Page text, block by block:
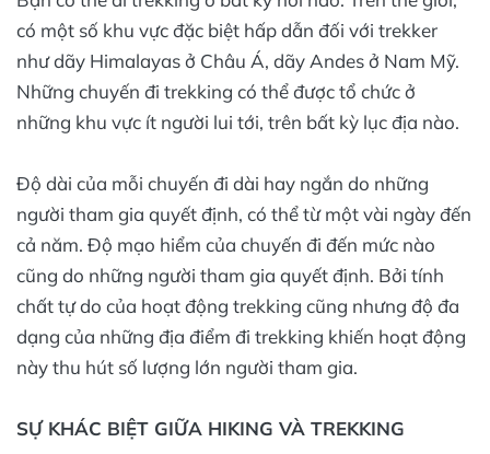
có một số khu vực đặc biệt hấp dẫn đối với trekker
như dãy Himalayas ở Châu Á, dãy Andes ở Nam Mỹ.
Những chuyến đi trekking có thể được tổ chức ở
những khu vực ít người lui tới, trên bất kỳ lục địa nào.
Độ dài của mỗi chuyến đi dài hay ngắn do những
người tham gia quyết định, có thể từ một vài ngày đến
cả năm. Độ mạo hiểm của chuyến đi đến mức nào
cũng do những người tham gia quyết định. Bởi tính
chất tự do của hoạt động trekking cũng nhưng độ đa
dạng của những địa điểm đi trekking khiến hoạt động
này thu hút số lượng lớn người tham gia.
SỰ KHÁC BIỆT GIỮA HIKING VÀ TREKKING